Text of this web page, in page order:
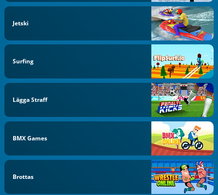
Jetski
Surfing
Lägga Straff
BMX Games
Brottas